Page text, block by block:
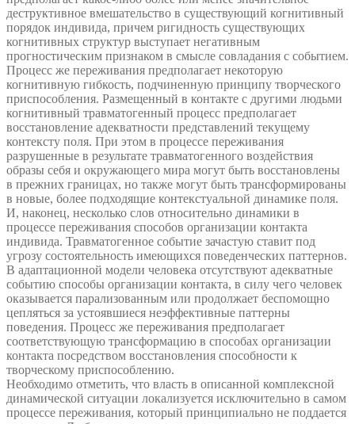
деструктивное вмешательство в существующий когнитивный
порядок индивида, причем ригидность существующих
когнитивных структур выступает негативным
прогностическим признаком в смысле совладания с событием.
Процесс же переживания предполагает некоторую
когнитивную гибкость, подчиненную принципу творческого
приспособления. Размещенный в контакте с другими людьми
когнитивный травматогенный процесс предполагает
восстановление адекватности представлений текущему
контексту поля. При этом в процессе переживания
разрушенные в результате травматогенного воздействия
образы себя и окружающего мира могут быть восстановлены
в прежних границах, но также могут быть трансформированы
в новые, более подходящие контекстуальной динамике поля.
И, наконец, несколько слов относительно динамики в
процессе переживания способов организации контакта
индивида. Травматогенное событие зачастую ставит под
угрозу состоятельность имеющихся поведенческих паттернов.
В адаптационной модели человека отсутствуют адекватные
событию способы организации контакта, в силу чего человек
оказывается парализованным или продолжает беспомощно
цепляться за устоявшиеся неэффективные паттерны
поведения. Процесс же переживания предполагает
соответствующую трансформацию в способах организации
контакта посредством восстановления способности к
творческому приспособлению.
Необходимо отметить, что власть в описанной комплексной
динамической ситуации локализуется исключительно в самом
процессе переживания, который принципиально не поддается